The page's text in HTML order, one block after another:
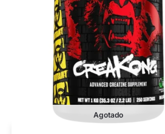
Agotado